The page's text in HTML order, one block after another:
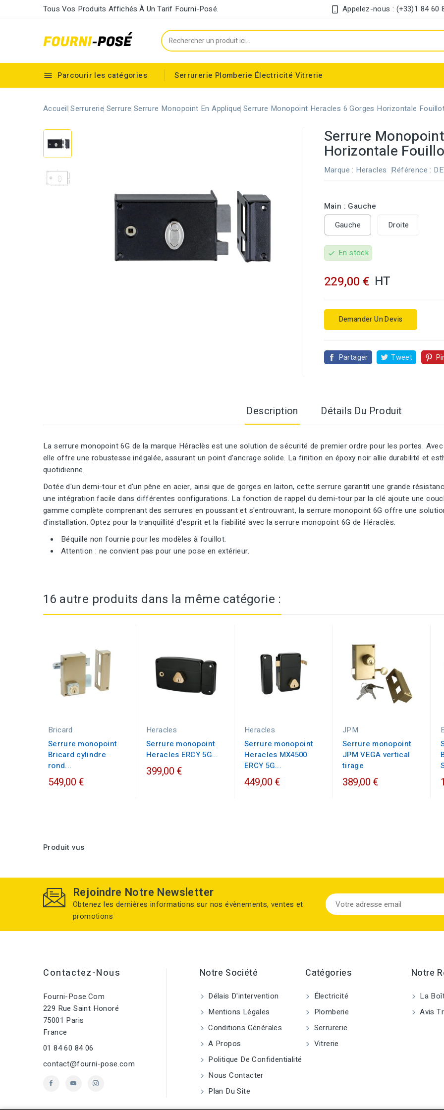
Tous Vos Produits Affichés À Un Tarif Fourni-Posé. Appelez-nous : (+33)1 84 60
 Parcourir les catégories Serrurerie Plomberie Électricité Vitrerie
Accueil Serrurerie Serrure Serrure Monopoint En Applique Serrure Monopoint Heracles 6 Gorges Horizontale
Serrure
Horizontale
Marque : Heracles Référence :
Main : Gauche
Gauche
Droite
check En stock
229,00 € HT
Demander Un Devis
Partager Tweet
Description Détails Du Produit
La serrure monopoint 6G de la marque Héraclès est une solution de sécurité de premier ordre pour les portes.
elle offre une robustesse inégalée, assurant un point d'ancrage solide. La finition en époxy noir allie durabilité et
quotidienne.
Dotée d'un demi-tour et d'un pêne en acier, ainsi que de gorges en laiton, cette serrure garantit une grande
une intégration facile dans différentes configurations. La fonction de rappel du demi-tour par la clé ajoute une
gamme complète comprenant des serrures en poussant et s'entrouvrant, la serrure monopoint 6G offre une
d'installation. Optez pour la tranquillité d'esprit et la fiabilité avec la serrure monopoint 6G de Héraclès.
Béquille non fournie pour les modèles à fouillot.
Attention : ne convient pas pour une pose en extérieur.
16 autre produits dans la même catégorie :
Bricard
Serrure monopoint
Bricard cylindre
rond...
549,00 €
Heracles
Serrure monopoint
Heracles ERCY 5G...
399,00 €
Heracles
Serrure monopoint
Heracles MX4500
ERCY 5G...
449,00 €
JPM
Serrure monopoint
JPM VEGA vertical
tirage
389,00 €
Produit vus
Rejoindre Notre Newsletter
Obtenez les dernières informations sur nos évènements, ventes et
promotions
Contactez-Nous
Fourni-Pose.com
229 Rue Saint Honoré
75001 Paris
France
01 84 60 84 06
contact@fourni-pose.com
Notre Société
Délais D'intervention
Mentions Légales
Conditions Générales
A Propos
Politique De Confidentialité
Nous Contacter
Plan Du Site
Catégories
Électricité
Plomberie
Serrurerie
Vitrerie
Notre
La
Avis